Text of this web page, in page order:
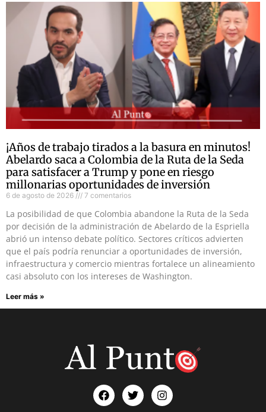
¡Años de trabajo tirados a la basura en minutos!
Abelardo saca a Colombia de la Ruta de la Seda
para satisfacer a Trump y pone en riesgo
millonarias oportunidades de inversión
6 de agosto de 2026 7 comentarios
La posibilidad de que Colombia abandone la Ruta de la Seda
por decisión de la administración de Abelardo de la Espriella
abrió un intenso debate político. Sectores críticos advierten
que el país podría renunciar a oportunidades de inversión,
infraestructura y comercio mientras fortalece un alineamiento
casi absoluto con los intereses de Washington.
Leer más »